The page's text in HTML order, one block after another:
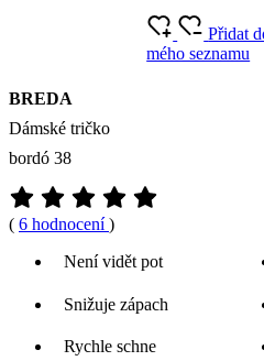
BREDA
Dámské tričko
bordó 38
Přidat
mého seznamu
( 6 hodnocení)
Není vidět pot
Snižuje zápach
Rychle schne